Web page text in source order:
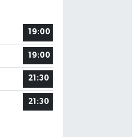
19:00
19:00
21:30
21:30